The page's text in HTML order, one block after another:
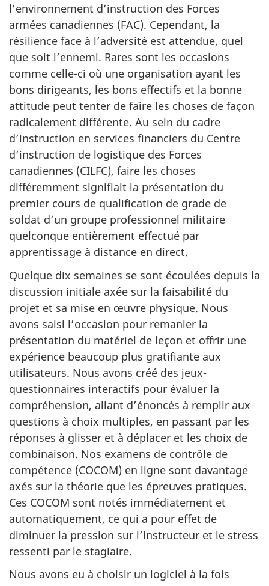
l’environnement d’instruction des Forces
armées canadiennes (FAC). Cependant, la
résilience face à l’adversité est attendue, quel
que soit l’ennemi. Rares sont les occasions
comme celle-ci où une organisation ayant les
bons dirigeants, les bons effectifs et la bonne
attitude peut tenter de faire les choses de façon
radicalement différente. Au sein du cadre
d’instruction en services financiers du Centre
d’instruction de logistique des Forces
canadiennes (CILFC), faire les choses
différemment signifiait la présentation du
premier cours de qualification de grade de
soldat d’un groupe professionnel militaire
quelconque entièrement effectué par
apprentissage à distance en direct.
Quelque dix semaines se sont écoulées depuis la
discussion initiale axée sur la faisabilité du
projet et sa mise en œuvre physique. Nous
avons saisi l’occasion pour remanier la
présentation du matériel de leçon et offrir une
expérience beaucoup plus gratifiante aux
utilisateurs. Nous avons créé des jeux-
questionnaires interactifs pour évaluer la
compréhension, allant d’énoncés à remplir aux
questions à choix multiples, en passant par les
réponses à glisser et à déplacer et les choix de
combinaison. Nos examens de contrôle de
compétence (COCOM) en ligne sont davantage
axés sur la théorie que les épreuves pratiques.
Ces COCOM sont notés immédiatement et
automatiquement, ce qui a pour effet de
diminuer la pression sur l’instructeur et le stress
ressenti par le stagiaire.
Nous avons eu à choisir un logiciel à la fois